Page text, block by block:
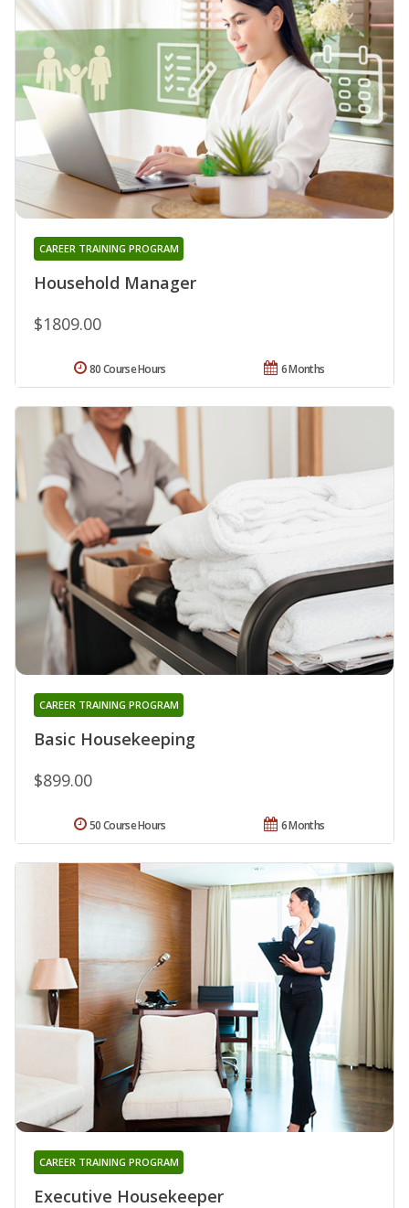
Household Manager
CAREER TRAINING PROGRAM
$1809.00
6 Months
80 Course Hours
Basic Housekeeping
CAREER TRAINING PROGRAM
$899.00
6 Months
50 Course Hours
Executive Housekeeper
CAREER TRAINING PROGRAM